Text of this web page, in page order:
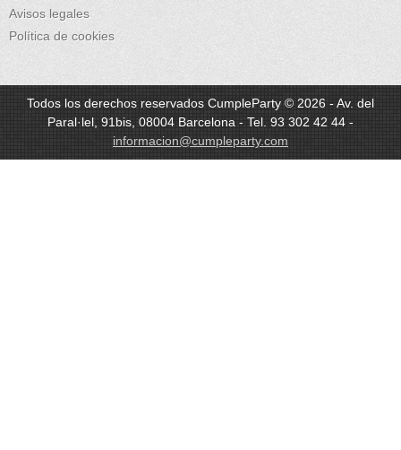
Avisos legales
Política de cookies
Todos los derechos reservados CumpleParty © 2026 - Av. del
Paral·lel, 91bis, 08004 Barcelona - Tel. 93 302 42 44 -
informacion@cumpleparty.com